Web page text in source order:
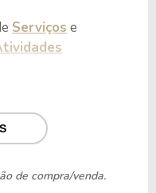
Serviços e
lucro no valor de
o REIT
de compra/venda.